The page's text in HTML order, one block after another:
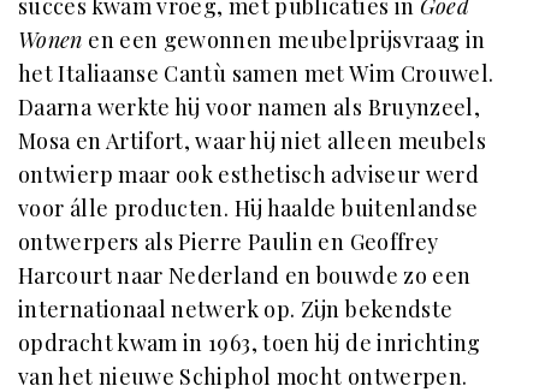
Wonen en een gewonnen meubelprijsvraag in
het Italiaanse Cantù samen met Wim Crouwel.
Daarna werkte hij voor namen als Bruynzeel,
Mosa en Artifort, waar hij niet alleen meubels
ontwierp maar ook esthetisch adviseur werd
voor álle producten. Hij haalde buitenlandse
ontwerpers als Pierre Paulin en Geoffrey
Harcourt naar Nederland en bouwde zo een
internationaal netwerk op. Zijn bekendste
opdracht kwam in 1963, toen hij de inrichting
van het nieuwe Schiphol mocht ontwerpen.